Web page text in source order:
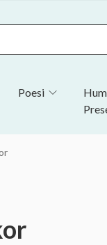
Poesi